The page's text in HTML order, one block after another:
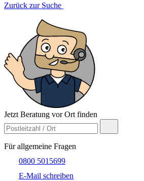
Zurück zur Suche
Jetzt Beratung vor Ort finden
Für allgemeine Fragen
0800 5015699
E-Mail schreiben